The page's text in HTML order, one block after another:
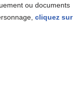
ou documents
cliquez sur